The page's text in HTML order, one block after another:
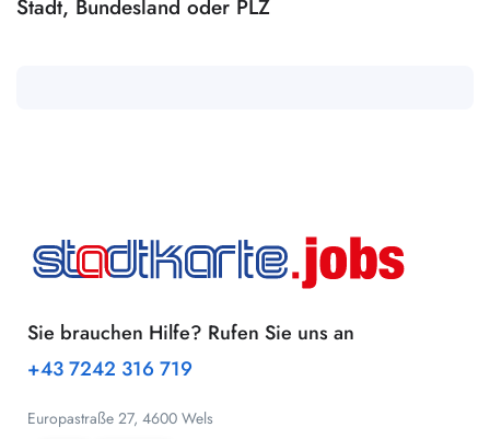
Stadt, Bundesland oder PLZ
Sie brauchen Hilfe? Rufen Sie uns an
+43 7242 316 719
Europastraße 27, 4600 Wels